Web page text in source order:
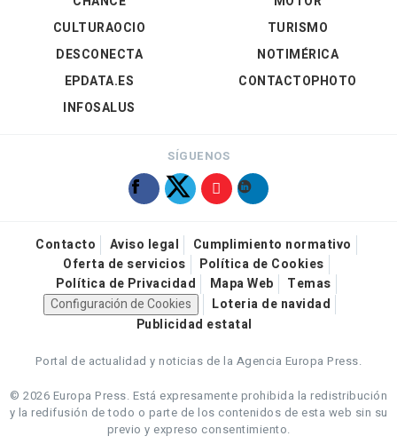
CULTURAOCIO
DESCONECTA
EPDATA.ES
INFOSALUS
TURISMO
NOTIMÉRICA
CONTACTOPHOTO
SÍGUENOS
Contacto Aviso legal
Cumplimiento normativo
Oferta de servicios
Política de Cookies
Política de Privacidad
Mapa Web
Temas
Configuración de Cookies
Loteria de navidad
Publicidad estatal
Portal de actualidad y noticias de la Agencia Europa Press.
© 2026 Europa Press. Está expresamente prohibida la redistribución
y la redifusión de todo o parte de los contenidos de esta web sin su
previo y expreso consentimiento.